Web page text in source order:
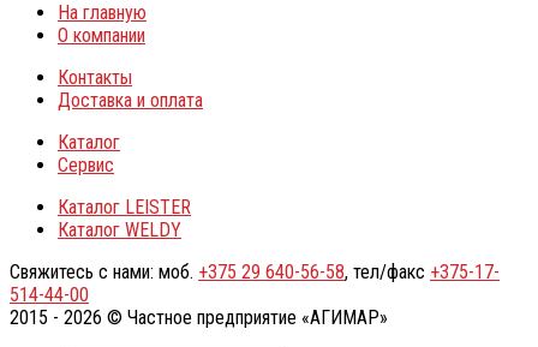
На главную
О компании
Контакты
Доставка и оплата
Каталог
Сервис
Каталог LEISTER
Каталог WELDY
Свяжитесь с нами: моб. +375 29 640-56-58, тел/факс +375-17-
514-44-00
2015 - 2026 © Частное предприятие «АГИМАР»